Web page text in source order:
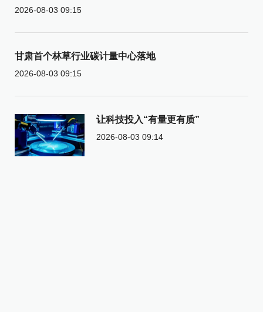
2026-08-03 09:15
甘肃首个林草行业碳计量中心落地
2026-08-03 09:15
让科技投入“有量更有质”
2026-08-03 09:14